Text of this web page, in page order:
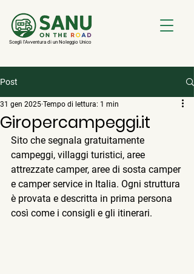
Scegli l'Avventura di un Noleggio Unico
Post
Giropercampeggi.it
31 gen 2025 Tempo di lettura: 1 min
Sito che segnala gratuitamente
campeggi, villaggi turistici, aree
attrezzate camper, aree di sosta camper
e camper service in Italia. Ogni struttura
è provata e descritta in prima persona
così come i consigli e gli itinerari.